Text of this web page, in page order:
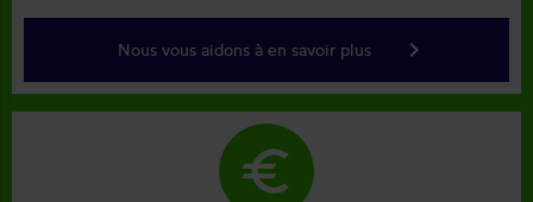
Nous vous aidons à en savoir plus keyboard_arrow_right
euro